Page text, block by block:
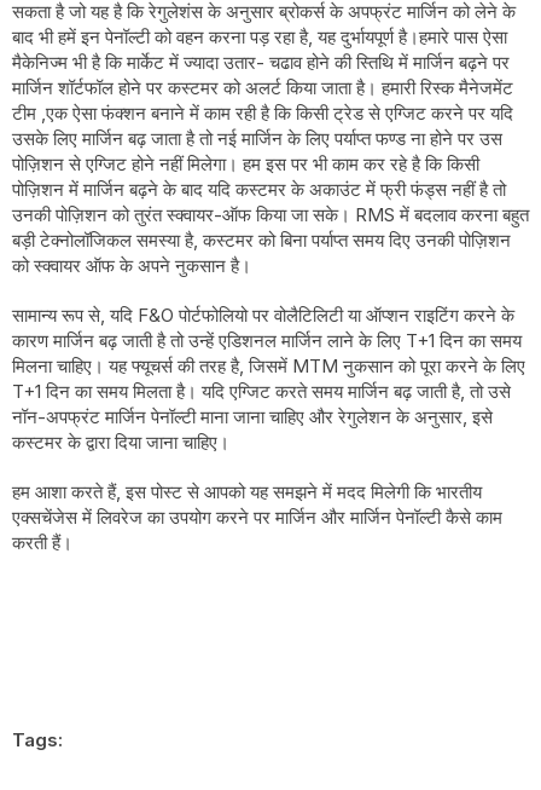
सकता है जो यह है कि रेगुलेशंस के अनुसार ब्रोकर्स के अपफ्रंट मार्जिन को लेने के
बाद भी हमें इन पेनॉल्टी को वहन करना पड़ रहा है, यह दुर्भायपूर्ण है।हमारे पास ऐसा
मैकेनिज्म भी है कि मार्केट में ज्यादा उतार- चढाव होने की स्तिथि में मार्जिन बढ़ने पर
मार्जिन शॉर्टफॉल होने पर कस्टमर को अलर्ट किया जाता है। हमारी रिस्क मैनेजमेंट
टीम ,एक ऐसा फंक्शन बनाने में काम रही है कि किसी ट्रेड से एग्जिट करने पर यदि
उसके लिए मार्जिन बढ़ जाता है तो नई मार्जिन के लिए पर्याप्त फण्ड ना होने पर उस
पोज़िशन से एग्जिट होने नहीं मिलेगा। हम इस पर भी काम कर रहे है कि किसी
पोज़िशन में मार्जिन बढ़ने के बाद यदि कस्टमर के अकाउंट में फ्री फंड्स नहीं है तो
उनकी पोज़िशन को तुरंत स्क्वायर-ऑफ किया जा सके। RMS में बदलाव करना बहुत
बड़ी टेक्नोलॉजिकल समस्या है, कस्टमर को बिना पर्याप्त समय दिए उनकी पोज़िशन
को स्क्वायर ऑफ के अपने नुकसान है।
सामान्य रूप से, यदि F&O पोर्टफोलियो पर वोलैटिलिटी या ऑप्शन राइटिंग करने के
कारण मार्जिन बढ़ जाती है तो उन्हें एडिशनल मार्जिन लाने के लिए T+1 दिन का समय
मिलना चाहिए। यह फ्यूचर्स की तरह है, जिसमें MTM नुकसान को पूरा करने के लिए
T+1 दिन का समय मिलता है। यदि एग्जिट करते समय मार्जिन बढ़ जाती है, तो उसे
नॉन-अपफ्रंट मार्जिन पेनॉल्टी माना जाना चाहिए और रेगुलेशन के अनुसार, इसे
कस्टमर के द्वारा दिया जाना चाहिए।
हम आशा करते हैं, इस पोस्ट से आपको यह समझने में मदद मिलेगी कि भारतीय
एक्सचेंजेस में लिवरेज का उपयोग करने पर मार्जिन और मार्जिन पेनॉल्टी कैसे काम
करती हैं।
Tags: